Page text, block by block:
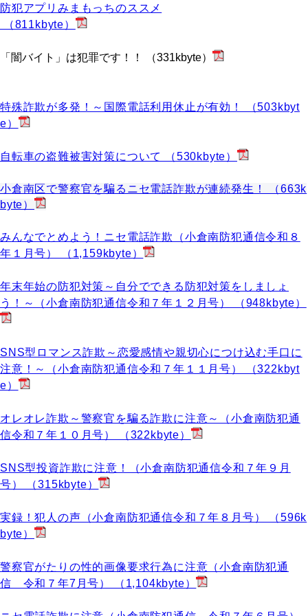
防犯アプリみまもっちのススメ
（811kbyte）
「闇バイト」は犯罪です！！ （331kbyte）
特殊詐欺が多発！～国際電話利用休止が有効！ （503kbyt
e）
自転車の盗難被害対策について （530kbyte）
小倉南区で警察官を騙るニセ電話詐欺が連続発生！ （663k
byte）
みんなでとめよう！ニセ電話詐欺（小倉南防犯通信令和８
年１月号） （1,159kbyte）
年末年始の防犯対策～自分でできる防犯対策をしましょ
う！～（小倉南防犯通信令和７年１２月号） （948kbyte）
SNS型ロマンス詐欺～恋愛感情や親切心につけ込む手口に
注意！～（小倉南防犯通信令和７年１１月号） （322kbyt
e）
オレオレ詐欺～警察官を騙る詐欺に注意～（小倉南防犯通
信令和７年１０月号） （322kbyte）
SNS型投資詐欺に注意！（小倉南防犯通信令和７年９月
号） （315kbyte）
実録！犯人の声（小倉南防犯通信令和７年８月号） （596k
byte）
警察官がたりの性的画像要求行為に注意（小倉南防犯通
信 令和７年7月号） （1,104kbyte）